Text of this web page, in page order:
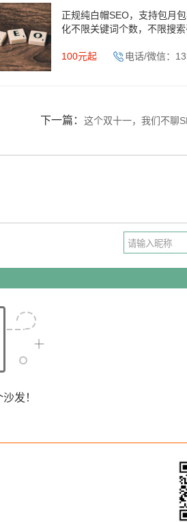
正规纯白帽SEO，支持包月
化不限关键词个数，不限搜
100元起 电话/微信：
下一篇： 这个双十一，我们不聊
发！